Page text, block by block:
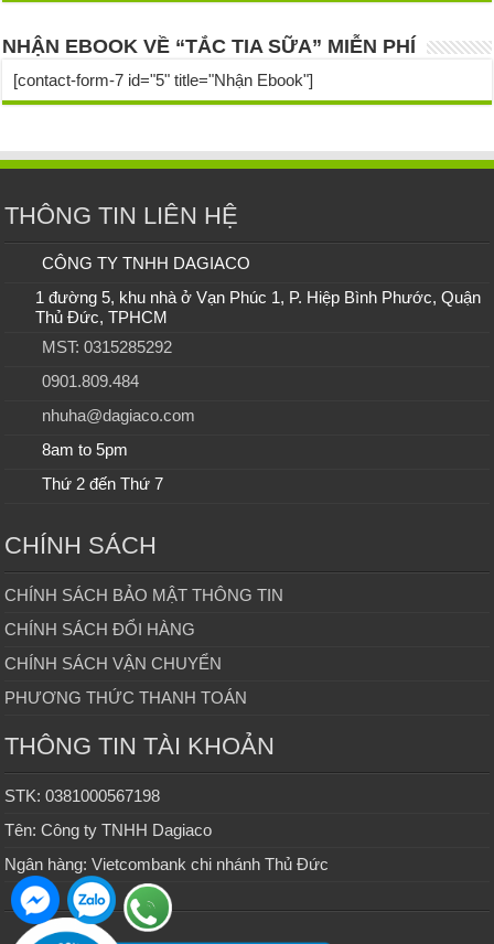
NHẬN EBOOK VỀ “TẮC TIA SỮA” MIỄN PHÍ
[contact-form-7 id="5" title="Nhận Ebook"]
THÔNG TIN LIÊN HỆ
CÔNG TY TNHH DAGIACO
1 đường 5, khu nhà ở Vạn Phúc 1, P. Hiệp Bình Phước, Quận
Thủ Đức, TPHCM
MST: 0315285292
0901.809.484
nhuha@dagiaco.com
8am to 5pm
Thứ 2 đến Thứ 7
CHÍNH SÁCH
CHÍNH SÁCH BẢO MẬT THÔNG TIN
CHÍNH SÁCH ĐỔI HÀNG
CHÍNH SÁCH VẬN CHUYỂN
PHƯƠNG THỨC THANH TOÁN
THÔNG TIN TÀI KHOẢN
STK: 0381000567198
Tên: Công ty TNHH Dagiaco
Ngân hàng: Vietcombank chi nhánh Thủ Đức